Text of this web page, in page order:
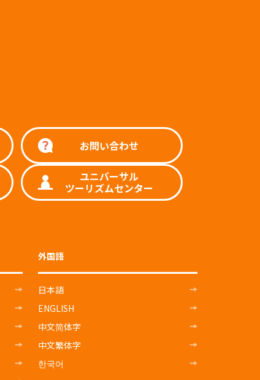
お問い合わせ
ユニバーサル
ツーリズムセンター
外国語
日本語
ENGLISH
中文简体字
中文繁体字
한국어